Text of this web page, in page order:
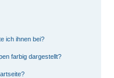
ich ihnen bei?
farbig dargestellt?